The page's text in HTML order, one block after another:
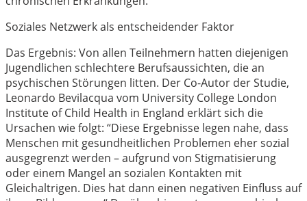
Soziales Netzwerk als entscheidender Faktor
Das Ergebnis: Von allen Teilnehmern hatten diejenigen
Jugendlichen schlechtere Berufsaussichten, die an
psychischen Störungen litten. Der Co-Autor der Studie,
Leonardo Bevilacqua vom University College London
Institute of Child Health in England erklärt sich die
Ursachen wie folgt: “Diese Ergebnisse legen nahe, dass
Menschen mit gesundheitlichen Problemen eher sozial
ausgegrenzt werden – aufgrund von Stigmatisierung
oder einem Mangel an sozialen Kontakten mit
Gleichaltrigen. Dies hat dann einen negativen Einfluss auf